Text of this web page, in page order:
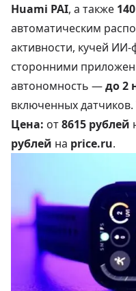
Huami PAI, а также
автоматическим
активности, кучей
сторонними
автономность —до 2
включенных датчиков.
Цена: от8615 рублей
рублей на price.ru.